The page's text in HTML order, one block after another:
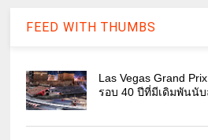
FEED WITH THUMBS
Las Vegas Grand
รอบ 40 ปีที่มีเดิมพันนั